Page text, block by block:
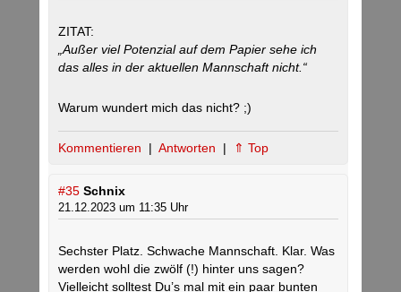
ZITAT:
„Außer viel Potenzial auf dem Papier sehe ich
das alles in der aktuellen Mannschaft nicht.“
Warum wundert mich das nicht? ;)
Kommentieren | Antworten | ⇑ Top
#35 Schnix
21.12.2023 um 11:35 Uhr
Sechster Platz. Schwache Mannschaft. Klar. Was
werden wohl die zwölf (!) hinter uns sagen?
Vielleicht solltest Du’s mal mit ein paar bunten